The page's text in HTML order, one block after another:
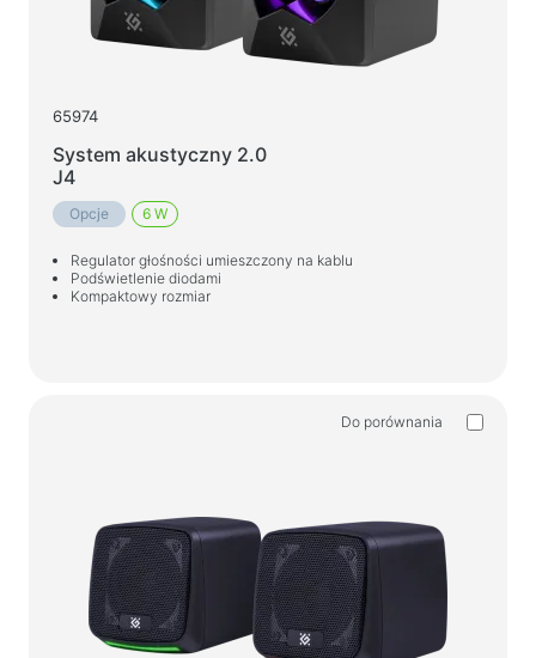
65974
System akustyczny 2.0
J4
Opcje 6 W
Regulator głośności umieszczony na kablu
Podświetlenie diodami
Kompaktowy rozmiar
Do porównania